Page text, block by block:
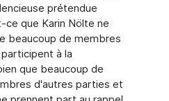
prétendue
ce que Karin Nölte ne
beaucoup de membres
à la
que beaucoup de
d'autres parties et